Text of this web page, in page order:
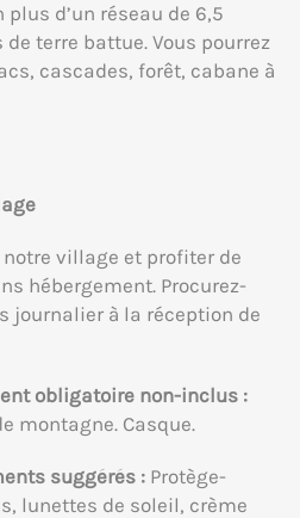
d’un réseau de 6,5
terre battue. Vous pourrez
cascades, forêt, cabane à
notre village et profiter de
hébergement. Procurez-
journalier à la réception de
obligatoire non-inclus :
montagne. Casque.
suggérés : Protège-
lunettes de soleil, crème